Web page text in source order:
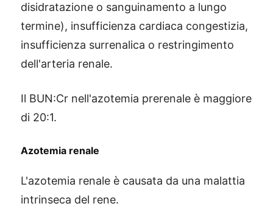
disidratazione o sanguinamento a lungo
termine), insufficienza cardiaca congestizia,
insufficienza surrenalica o restringimento
dell'arteria renale.
Il BUN:Cr nell'azotemia prerenale è maggiore
di 20:1.
Azotemia renale
L'azotemia renale è causata da una malattia
intrinseca del rene.